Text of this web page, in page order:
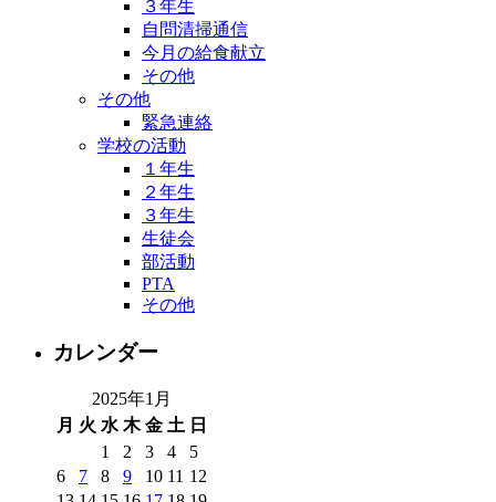
３年生
自問清掃通信
今月の給食献立
その他
その他
緊急連絡
学校の活動
１年生
２年生
３年生
生徒会
部活動
PTA
その他
カレンダー
2025年1月
月 火 水 木 金 土 日
1 2 3 4
5
6
7 8 9 10 11 12